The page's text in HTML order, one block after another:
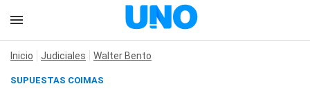
Inicio Judiciales Walter Bento
SUPUESTAS COIMAS